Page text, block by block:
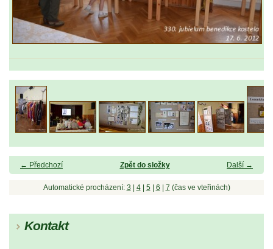
← Předchozí Další →
Zpět do složky
Automatické procházení: 3 4| 5| 6 7 (čas ve vteřinách)
Kontakt